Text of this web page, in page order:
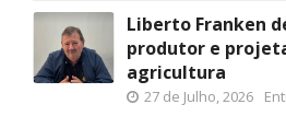
Liberto Franken
produtor e
agricultura
27 de Julho, 2026